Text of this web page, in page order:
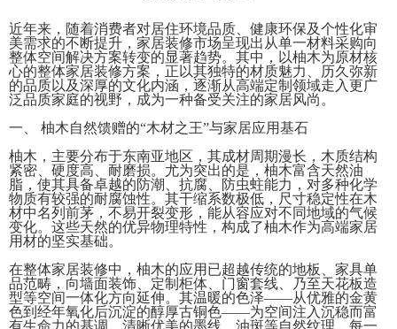
近年来，随着消费者对居住环境品质、健康环保及个性化审
美需求的不断提升，家居装修市场呈现出从单一材料采购向
整体空间解决方案转变的显著趋势。其中，以柚木为原材核
心的整体家居装修方案，正以其独特的材质魅力、历久弥新
的品质以及深厚的文化内涵，逐渐从高端定制领域走入更广
泛品质家庭的视野，成为一种备受关注的家居风尚。
一、 柚木自然馈赠的“木材之王”与家居应用基石
柚木，主要分布于东南亚地区，其成材周期漫长，木质结构
紧密、硬度高、耐磨损。尤为突出的是，柚木富含天然油
脂，使其具备卓越的防潮、抗腐、防虫蛀能力，对多种化学
物质有较强的耐腐蚀性。其干缩系数极低，尺寸稳定性在木
材中名列前茅，不易开裂变形，能从容应对不同地域的气候
变化。这些天然的优异物理特性，构成了柚木作为高端家居
用材的坚实基础。
在整体家居装修中，柚木的应用已超越传统的地板、家具单
品范畴，向墙面装饰、定制柜体、门窗套线、乃至天花板造
型等空间一体化方向延伸。其温暖的色泽——从优雅的金黄
色到经年氧化后沉淀的醇厚古铜色——为空间注入沉稳而富
有生命力的基调。清晰优美的墨线、油斑等自然纹理，每一